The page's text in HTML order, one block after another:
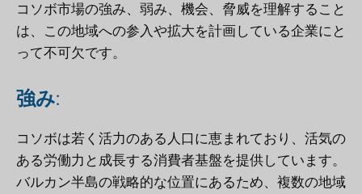
コソボ市場の強み、弱み、機会、脅威を理解すること
は、この地域への参入や拡大を計画している企業にと
って不可欠です。
強み:
コソボは若く活力のある人口に恵まれており、活気の
ある労働力と成長する消費者基盤を提供しています。
バルカン半島の戦略的な位置にあるため、複数の地域